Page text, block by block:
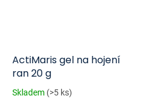
ActiMaris gel na hojení
ran 20 g
Skladem (>5 ks)